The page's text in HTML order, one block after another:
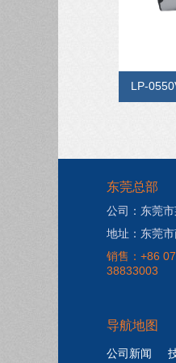
LP-
东莞总部
公司：东莞
地址：东莞
销售：+86
38833003
导航地图
公司新闻